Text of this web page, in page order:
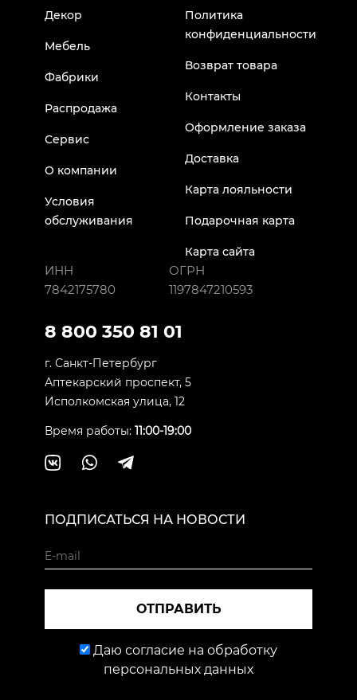
Декор
Мебель
Фабрики
Распродажа
Сервис
О компании
Условия
обслуживания
Политика
конфиденциальности
Возврат товара
Контакты
Оформление заказа
Доставка
Карта лояльности
Подарочная карта
Карта сайта
ИНН
7842175780
ОГРН
1197847210593
8 800 350 81 01
г. Санкт-Петербург
Аптекарский проспект, 5
Исполкомская улица, 12
Время работы: 11:00-19:00
ПОДПИСАТЬСЯ НА НОВОСТИ
ОТПРАВИТЬ
Даю согласие на обработку
персональных данных